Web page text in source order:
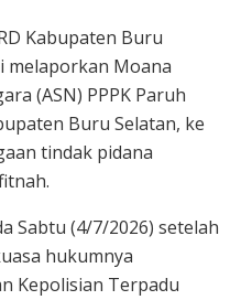
Kabupaten Buru
melaporkan Moana
(ASN) PPPK Paruh
Buru Selatan, ke
tindak pidana
Sabtu (4/7/2026) setelah
hukumnya
Kepolisian Terpadu